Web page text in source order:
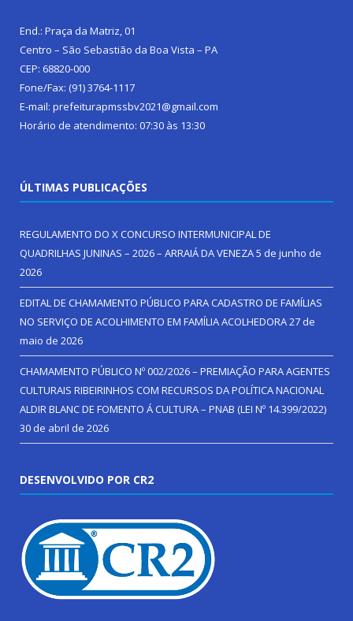
End.: Praça da Matriz, 01
Centro – São Sebastião da Boa Vista – PA
CEP: 68820-000
Fone/Fax: (91) 3764-1117
E-mail: prefeiturapmssbv2021@gmail.com
Horário de atendimento: 07:30 às 13:30
ÚLTIMAS PUBLICAÇÕES
REGULAMENTO DO X CONCURSO INTERMUNICIPAL DE
QUADRILHAS JUNINAS – 2026 – ARRAIÁ DA VENEZA5 de junho de
2026
EDITAL DE CHAMAMENTO PÚBLICO PARA CADASTRO DE FAMÍLIAS
NO SERVIÇO DE ACOLHIMENTO EM FAMÍLIA ACOLHEDORA27 de
maio de 2026
CHAMAMENTO PÚBLICO Nº 002/2026 – PREMIAÇÃO PARA AGENTES
CULTURAIS RIBEIRINHOS COM RECURSOS DA POLÍTICA NACIONAL
ALDIR BLANC DE FOMENTO Á CULTURA – PNAB (LEI Nº 14.399/2022)
30 de abril de 2026
DESENVOLVIDO POR CR2